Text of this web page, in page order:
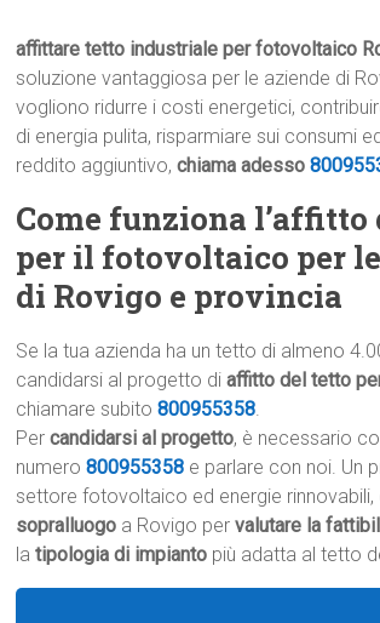
affittare tetto industriale per fotovoltaico
soluzione vantaggiosa per le aziende di
vogliono ridurre i costi energetici,
di energia pulita, risparmiare sui consumi
reddito aggiuntivo,chiama adesso
Come funziona l’affitto
per il fotovoltaico per
di Rovigo e provincia
Se la tua azienda ha un tetto di almeno
candidarsi al progetto diaffitto del tetto
chiamare subito800955358.
Percandidarsi al progetto, è necessario
numero800955358 e parlare con noi. Un
settore fotovoltaico ed energie rinnovabili,
sopralluogo a Rovigo pervalutare la
latipologia di impianto più adatta al tetto